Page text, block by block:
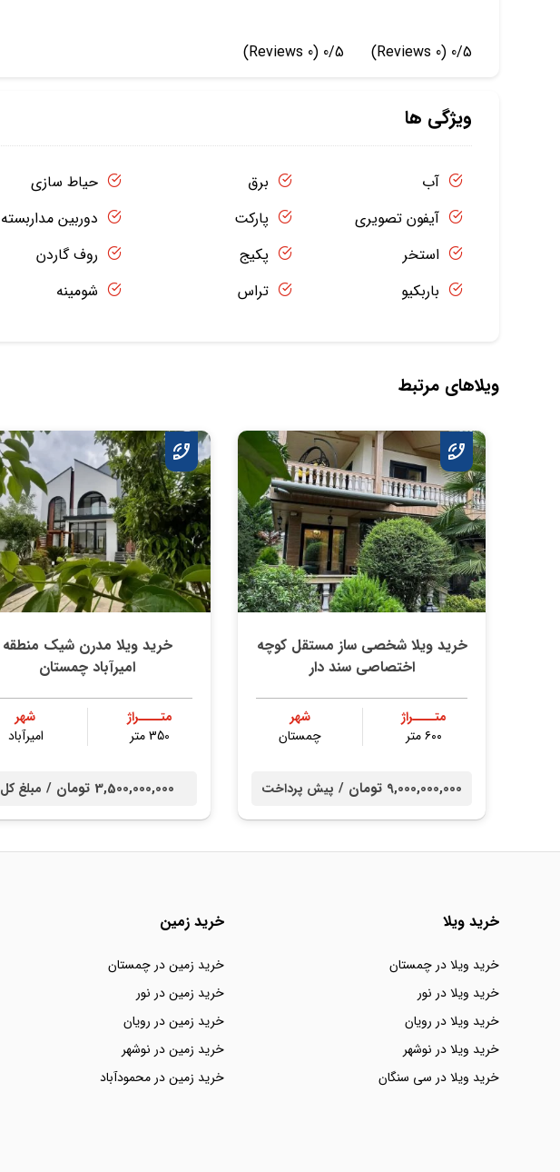
0/5
(0 Reviews)
0/5
(0 Reviews)
ویژگی ها
آب
آیفون تصویری
استخر
باربکیو
برق
پارکت
پکیج
تراس
حیاط سازی
دوربین مداربسته
روف گاردن
شومینه
ویلاهای مرتبط
خرید ویلا شخصی ساز مستقل کوچه
اختصاصی سند دار
متــــراژ
۶۰۰ متر
شهر
چمستان
9,000,000,000 تومان / پیش پرداخت
خرید ویلا مدرن شیک منطقه
امیرآباد چمستان
متــــراژ
350 متر
شهر
امیرآباد
3,500,000,000 تومان / مبلغ کل
خرید ویلا
خرید ویلا در چمستان
خرید ویلا در نور
خرید ویلا در رویان
خرید ویلا در نوشهر
خرید ویلا در سی سنگان
خرید زمین
خرید زمین در چمستان
خرید زمین در نور
خرید زمین در رویان
خرید زمین در نوشهر
خرید زمین در محمودآباد